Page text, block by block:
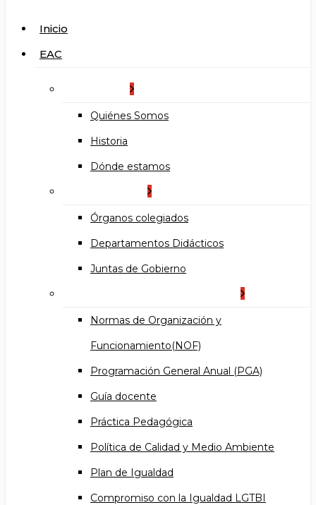
search
Menu
Inicio
EAC
Quiénes Somos
Historia
Dónde estamos
Órganos colegiados
Departamentos Didácticos
Juntas de Gobierno
Normas de Organización y
Funcionamiento(NOF)
Programación General Anual (PGA)
Guía docente
Práctica Pedagógica
Política de Calidad y Medio Ambiente
Plan de Igualdad
Compromiso con la Igualdad LGTBI